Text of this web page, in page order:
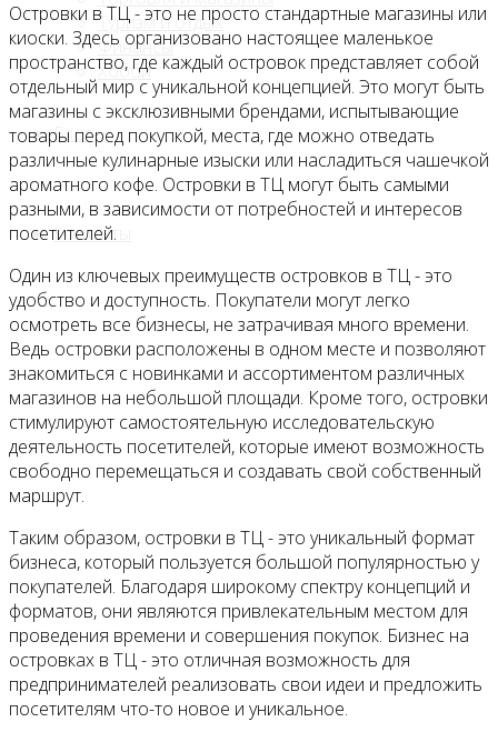
Туризм и отдых
Финансы
Хобби
Блог
Контакты
Островки в ТЦ - это не просто стандартные магазины или
киоски. Здесь организовано настоящее маленькое
пространство, где каждый островок представляет собой
отдельный мир с уникальной концепцией. Это могут быть
магазины с эксклюзивными брендами, испытывающие
товары перед покупкой, места, где можно отведать
различные кулинарные изыски или насладиться чашечкой
ароматного кофе. Островки в ТЦ могут быть самыми
разными, в зависимости от потребностей и интересов
посетителей.
Один из ключевых преимуществ островков в ТЦ - это
удобство и доступность. Покупатели могут легко
осмотреть все бизнесы, не затрачивая много времени.
Ведь островки расположены в одном месте и позволяют
знакомиться с новинками и ассортиментом различных
магазинов на небольшой площади. Кроме того, островки
стимулируют самостоятельную исследовательскую
деятельность посетителей, которые имеют возможность
свободно перемещаться и создавать свой собственный
маршрут.
Таким образом, островки в ТЦ - это уникальный формат
бизнеса, который пользуется большой популярностью у
покупателей. Благодаря широкому спектру концепций и
форматов, они являются привлекательным местом для
проведения времени и совершения покупок. Бизнес на
островках в ТЦ - это отличная возможность для
предпринимателей реализовать свои идеи и предложить
посетителям что-то новое и уникальное.